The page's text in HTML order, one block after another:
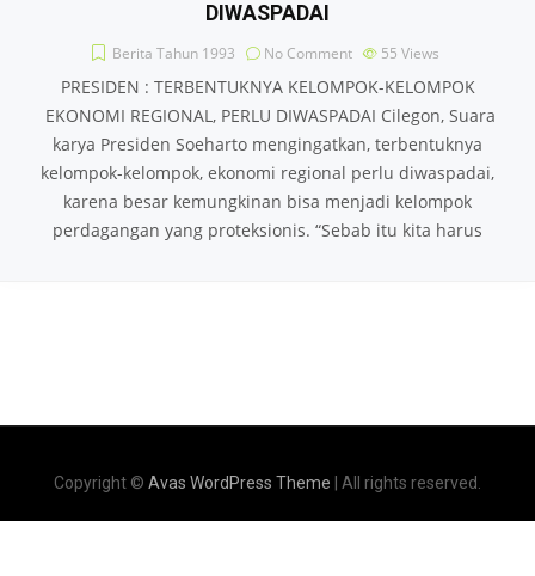
DIWASPADAI
Berita Tahun 1993 No Comment 55 Views
PRESIDEN : TERBENTUKNYA KELOMPOK-KELOMPOK
EKONOMI REGIONAL, PERLU DIWASPADAI Cilegon, Suara
karya Presiden Soeharto mengingatkan, terbentuknya
kelompok-kelompok, ekonomi regional perlu diwaspadai,
karena besar kemungkinan bisa menjadi kelompok
perdagangan yang proteksionis. “Sebab itu kita harus
Copyright © Avas WordPress Theme | All rights reserved.